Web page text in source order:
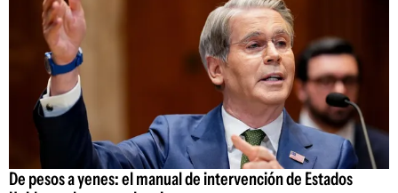
De pesos a yenes: el manual de intervención de Estados